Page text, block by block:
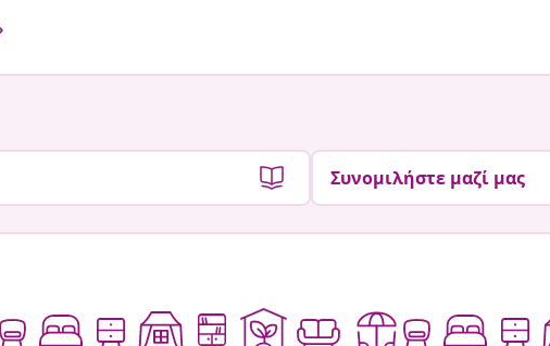
Συνομιλήστε μαζί μας